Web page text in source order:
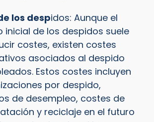
los despidos: Aunque el
inicial de los despidos suele
costes, existen costes
asociados al despido
Estos costes incluyen
por despido,
de desempleo, costes de
y reciclaje en el futuro